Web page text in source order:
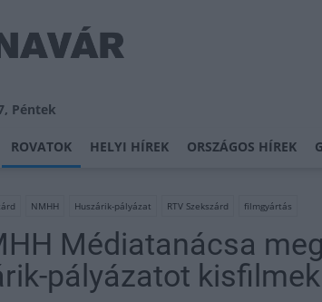
Péntek
ROVATOK HELYI HÍREK ORSZÁGOS HÍREK
NMHH Huszárik-pályázat RTV Szekszárd filmgyártás
Médiatanácsa
pályázatot